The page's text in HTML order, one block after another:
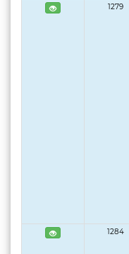
1279
1284